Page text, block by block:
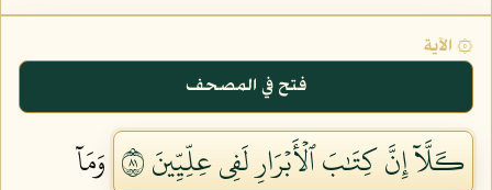
۞ الآية
فتح في المصحف
كـَلَّآ إِنَّ كِتَٰبَ ٱلۡأَبۡرَارِ لَفِي عِلِّيِّينَ ١٨
وَمَآ